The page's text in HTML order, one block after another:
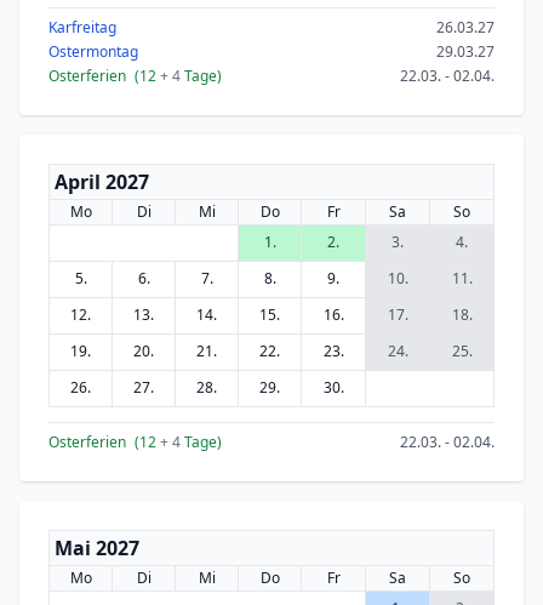
Karfreitag
26.03.27
Ostermontag
29.03.27
Osterferien (12+ 4Tage) 22.03. - 02.04.
April 2027
Mo Di Mi Do Fr Sa
So
1.
2. 3.
4.
5.
6. 7. 8. 9. 10.
11.
12.
13. 14. 15. 16. 17.
18.
19.
20. 21. 22. 23. 24.
25.
26.
27. 28. 29. 30.
Osterferien (12+ 4Tage) 22.03. - 02.04.
Mai 2027
Mo Di Mi Do Fr Sa
So